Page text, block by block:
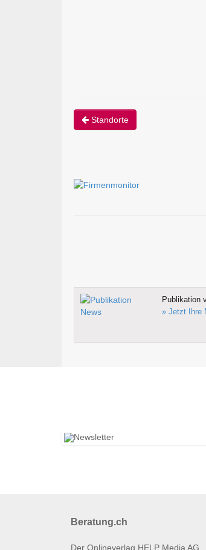
Standorte
Publikation
» Jetzt Ihre
Beratung.ch
Der Onlineverlag HELP Media AG